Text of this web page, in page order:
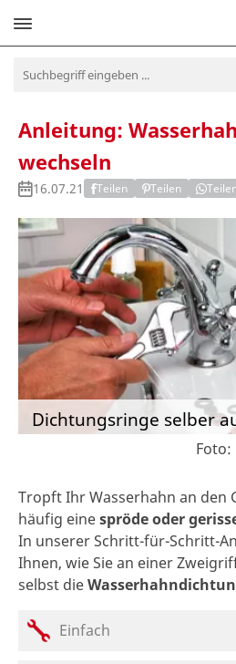
Navigation
Anleitung:
wechseln
16.07.21 Teilen Teilen
Dichtungsringe selber
Foto:
Tropft Ihr Wasserhahn an den
häufig einespröde oder
In unserer Schritt-für-Schritt-
Ihnen, wie Sie an einer
selbst die
Einfach